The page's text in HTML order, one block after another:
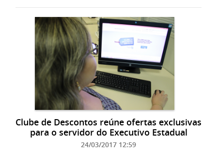
Clube de Descontos reúne ofertas exclusivas
para o servidor do Executivo Estadual
24/03/2017 12:59